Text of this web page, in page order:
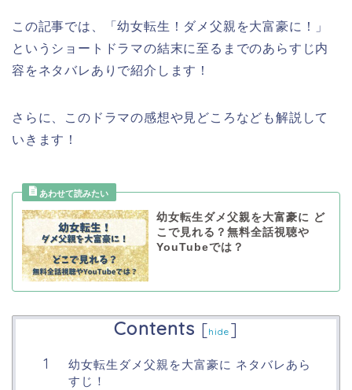
この記事では、 「幼女転生！ダメ父親を大富豪に！
」
というショートドラマの結末に至るまでのあらすじ内
容をネタバレありで紹介します！
さらに、このドラマの感想や見どころなども解説して
いきます！
幼女転生ダメ父親を大富豪に ど
こで見れる？無料全話視聴や
YouTubeでは？
Contents [hide ]
幼女転生ダメ父親を大富豪に ネタバレあら
すじ！